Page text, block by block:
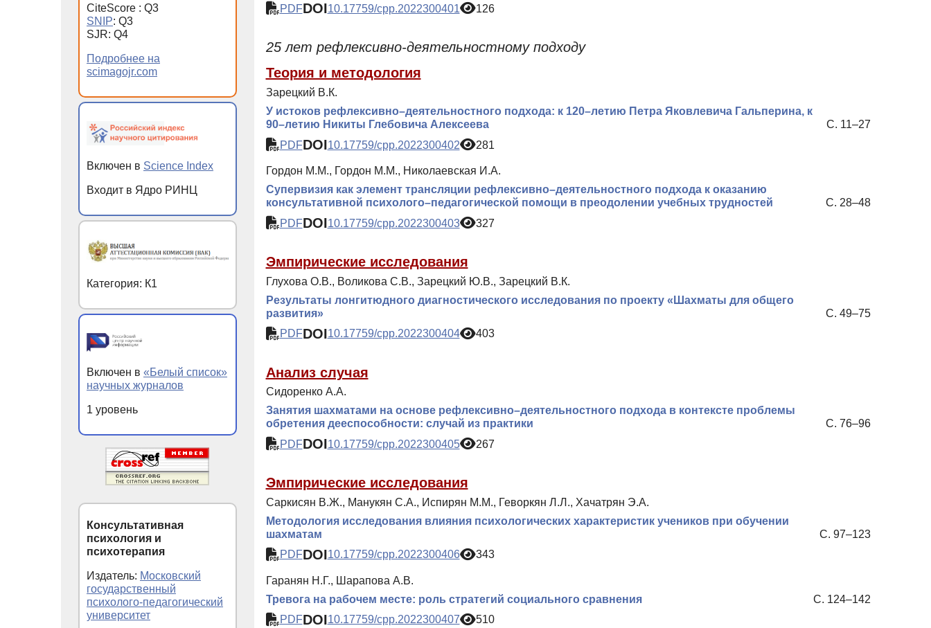
PDFDOI10.17759/cpp.2022300401 126
25 лет рефлексивно-деятельностному подходу
Теория и методология
Зарецкий В.К.
У истоков рефлексивно–деятельностного подхода: к 120–летию Петра Яковлевича Гальперина, к
90–летию Никиты Глебовича Алексеева
С. 11–27
PDFDOI10.17759/cpp.2022300402 281
Гордон М.М., Гордон М.М., Николаевская И.А.
Супервизия как элемент трансляции рефлексивно–деятельностного подхода к оказанию
консультативной психолого–педагогической помощи в преодолении учебных трудностей
С. 28–48
PDFDOI10.17759/cpp.2022300403 327
Эмпирические исследования
Глухова О.В., Воликова С.В., Зарецкий Ю.В., Зарецкий В.К.
Результаты лонгитюдного диагностического исследования по проекту «Шахматы для общего
развития»
С. 49–75
PDFDOI10.17759/cpp.2022300404 403
Анализ случая
Сидоренко А.А.
Занятия шахматами на основе рефлексивно–деятельностного подхода в контексте проблемы
обретения дееспособности: случай из практики
С. 76–96
PDFDOI10.17759/cpp.2022300405 267
Эмпирические исследования
Саркисян В.Ж., Манукян С.А., Испирян М.М., Геворкян Л.Л., Хачатрян Э.А.
Методология исследования влияния психологических характеристик учеников при обучении
шахматам
С. 97–123
PDFDOI10.17759/cpp.2022300406 343
Гаранян Н.Г., Шарапова А.В.
Тревога на рабочем месте: роль стратегий социального сравнения
С. 124–142
PDFDOI10.17759/cpp.2022300407 510
CiteScore : Q3
SNIP: Q3
SJR: Q4
Подробнее на
scimagojr.com
Включен в Science Index
Входит в Ядро РИНЦ
Категория: К1
Включен в «Белый список»
научных журналов
1 уровень
Консультативная
психология и
психотерапия
Издатель: Московский
государственный
психолого-педагогический
университет